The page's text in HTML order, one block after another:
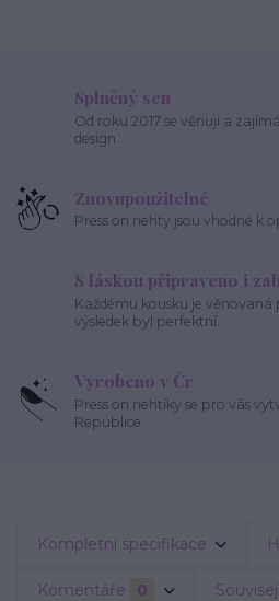
Splněný sen
Od roku 2017 se věnuji a
design.
Znovupoužitelné
Press on nehty jsou vhodné k
S láskou připraveno i
Každému kousku je věnovaná
výsledek byl perfektní.
Vyrobeno v Čr
Press on nehtíky se pro vás
Republice.
Kompletní specifikace
Komentáře 0